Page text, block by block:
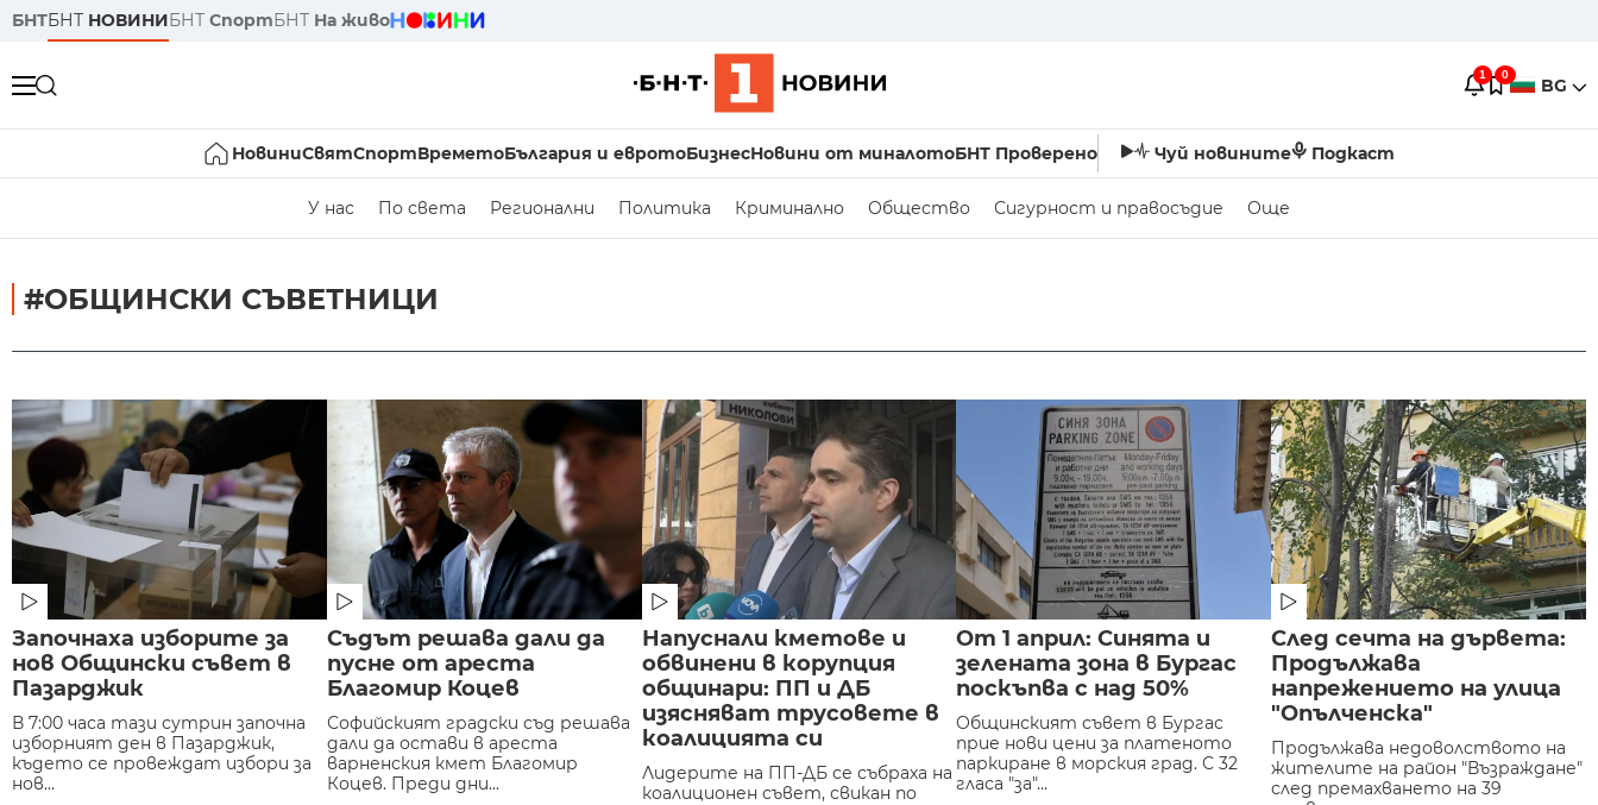
БНТБНТ НОВИНИБНТ СпортБНТ На живо
1 0 BG
НовиниСвятСпортВреметоБългария и евротоБизнесНовини от миналотоБНТ Проверено Чуй новините Подкаст
У нас По света Регионални Политика Криминално Общество Сигурност и правосъдие Още
#ОБЩИНСКИ СЪВЕТНИЦИ
Започнаха изборите за
нов Общински съвет в
Пазарджик
В 7:00 часа тази сутрин започна
изборният ден в Пазарджик,
където се провеждат избори за
нов...
Съдът решава дали да
пусне от ареста
Благомир Коцев
Софийският градски съд решава
дали да остави в ареста
варненския кмет Благомир
Коцев. Преди дни...
Напуснали кметове и
обвинени в корупция
общинари: ПП и ДБ
изясняват трусовете в
коалицията си
Лидерите на ПП-ДБ се събраха на
коалиционен съвет, свикан по
От 1 април: Синята и
зелената зона в Бургас
поскъпва с над 50%
Общинският съвет в Бургас
прие нови цени за платеното
паркиране в морския град. С 32
гласа "за"...
След сечта на дървета:
Продължава
напрежението на улица
"Опълченска"
Продължава недоволството на
жителите на район "Възраждане"
след премахването на 39